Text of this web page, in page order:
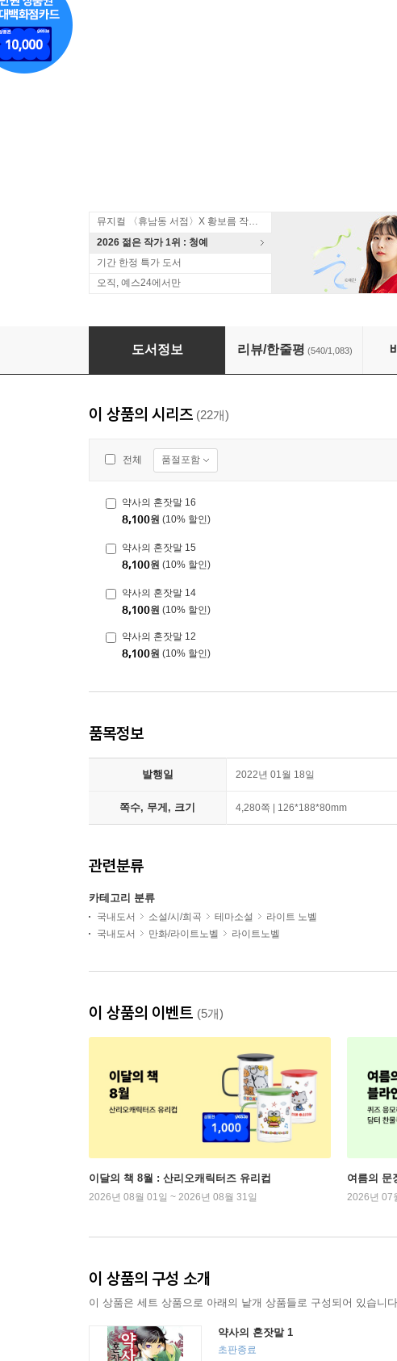
뮤지컬 〈휴남동 서점〉X 황보름 작가 북토크
2026 젊은 작가 1위 : 청예
기간 한정 특가 도서
오직, 예스24에서만
약사의 혼잣말 1~10권 세트
도서정보 리뷰/한줄평 (540/1,083)
이 상품의 시리즈 (22개)
전체 품절포함
약사의 혼잣말 16
8,100원 (10% 할인)
약사의 혼잣말 15
8,100원 (10% 할인)
약사의 혼잣말 14
8,100원 (10% 할인)
약사의 혼잣말 12
8,100원 (10% 할인)
품목정보
발행일 2022년 01월 18일
쪽수, 무게, 크기 4,280쪽 | 126*188*80mm
관련분류
카테고리 분류
국내도서 소설/시/희곡 테마소설
라이트 노벨
국내도서
만화/라이트노벨 라이트노벨
이 상품의 이벤트 (5개)
이달의 책 8월 : 산리오캐릭터즈 유리컵
2026년 08월 01일 ~ 2026년 08월 31일
여름의 문
2026년 07
이 상품의 구성 소개
이 상품은 세트 상품으로 아래의 낱개 상품들로 구성되어 있습니
약사의 혼잣말 1
초판종료